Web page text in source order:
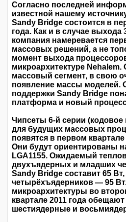
Согласно последней
известной нашему
Sandy Bridge состоится в
года. Как и в случае выхода
компания намеревается
массовых решений, а не
момент выхода
микроархитектуре Nehalem.
массовый сегмент, в свою
появление массы моделей.
поддержки Sandy Bridge
платформа и новый
Чипсеты 6-й серии
для будущих массовых
появятся в первом
Они будут ориентированы
LGA1155. Ожидаемый
двухъядерных и младших
Sandy Bridge составит 65
четырёхъядерников — 95
микроархитектуры во
квартале 2011 года
шестиядерные и